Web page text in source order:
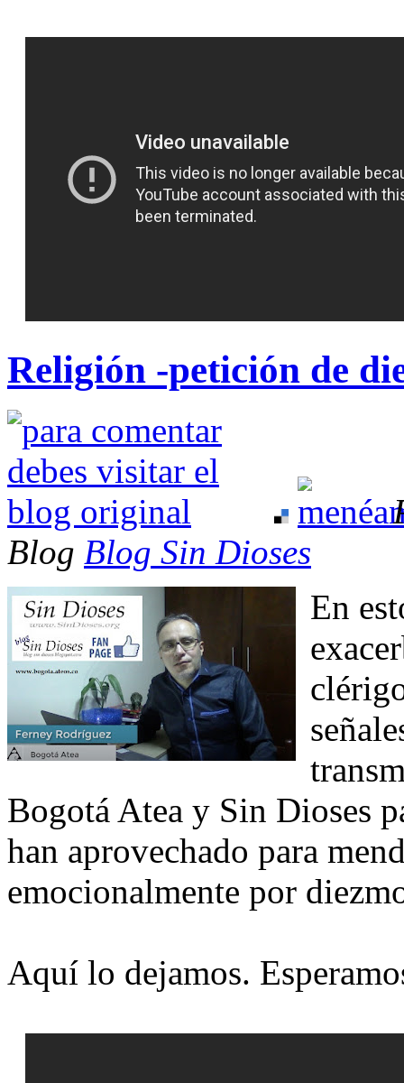
Religión -petición de
Blog Blog Sin Dioses
En
Bogotá Atea y Sin Dioses
han aprovechado para
emocionalmente por
Aquí lo dejamos.